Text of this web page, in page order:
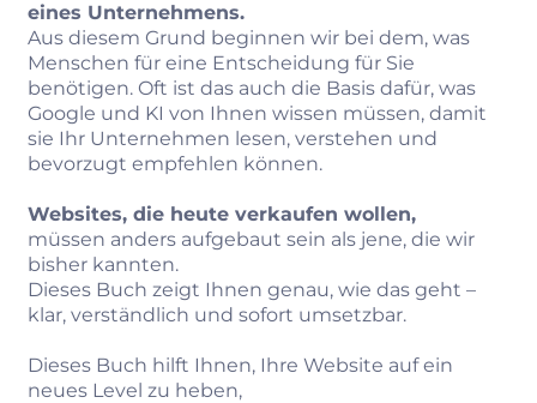
eines Unternehmens.
Aus diesem Grund beginnen wir bei dem, was
Menschen für eine Entscheidung für Sie
benötigen. Oft ist das auch die Basis dafür, was
Google und KI von Ihnen wissen müssen, damit
sie Ihr Unternehmen lesen, verstehen und
bevorzugt empfehlen können.
Websites, die heute verkaufen wollen,
müssen anders aufgebaut sein als jene, die wir
bisher kannten.
Dieses Buch zeigt Ihnen genau, wie das geht –
klar, verständlich und sofort umsetzbar.
Dieses Buch hilft Ihnen, Ihre Website auf ein
neues Level zu heben,